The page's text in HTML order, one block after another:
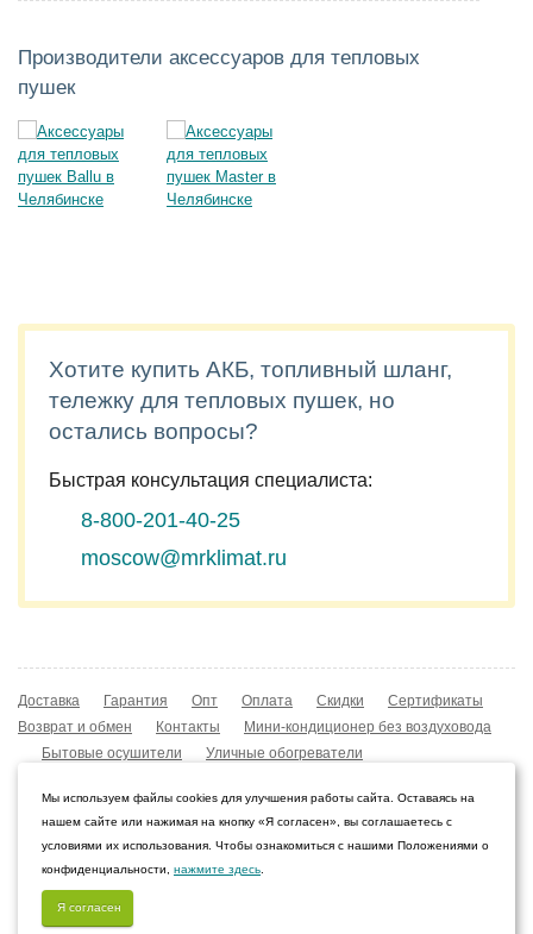
Производители аксессуаров для тепловых
пушек
Хотите купить АКБ, топливный шланг,
тележку для тепловых пушек, но
остались вопросы?
Быстрая консультация специалиста:
8-800-201-40-25
moscow@mrklimat.ru
Доставка Гарантия Опт Оплата Скидки
Сертификаты
Возврат и обмен
Контакты
Мини-кондиционер без воздуховода
Бытовые осушители
Уличные обогреватели
Охладители воздуха
Конвекторы NOBO
© 2009–2026 Интернет-магазин «Мистер Климат»
Челябинск, Челябинская область
Мы используем файлы cookies для улучшения работы сайта. Оставаясь на
нашем сайте или нажимая на кнопку «Я согласен», вы соглашаетесь с
условиями их использования. Чтобы ознакомиться с нашими Положениями о
конфиденциальности, нажмите здесь
Я согласен